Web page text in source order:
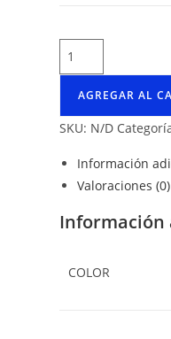
AGREGAR AL
SKU: N/D
Información
Valoraciones (0)
Información
COLOR